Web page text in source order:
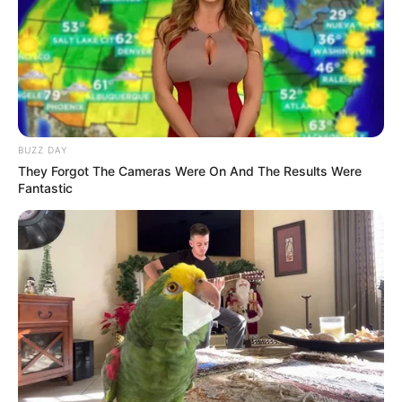
Nadie imaginaba que en su noche de bodas
escucharíamos un grito aterrador que nos haría
correr por el pasillo, convencidos de que algo
terrible había ocurrido. Lo que vimos al abrir la
puerta… jamás lo olvidaremos.
Un hombre que
BUZZ DAY
They Forgot The Cameras Were On And The Results Were
Fantastic